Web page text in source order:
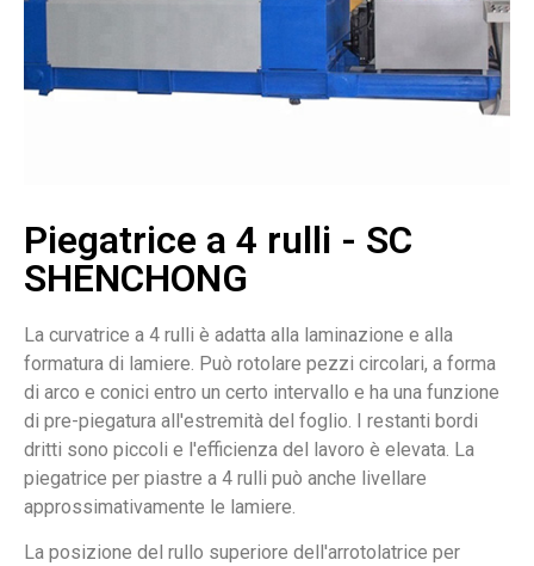
Piegatrice a 4 rulli - SC
SHENCHONG
La curvatrice a 4 rulli è adatta alla laminazione e alla
formatura di lamiere. Può rotolare pezzi circolari, a forma
di arco e conici entro un certo intervallo e ha una funzione
di pre-piegatura all'estremità del foglio. I restanti bordi
dritti sono piccoli e l'efficienza del lavoro è elevata. La
piegatrice per piastre a 4 rulli può anche livellare
approssimativamente le lamiere.
La posizione del rullo superiore dell'arrotolatrice per